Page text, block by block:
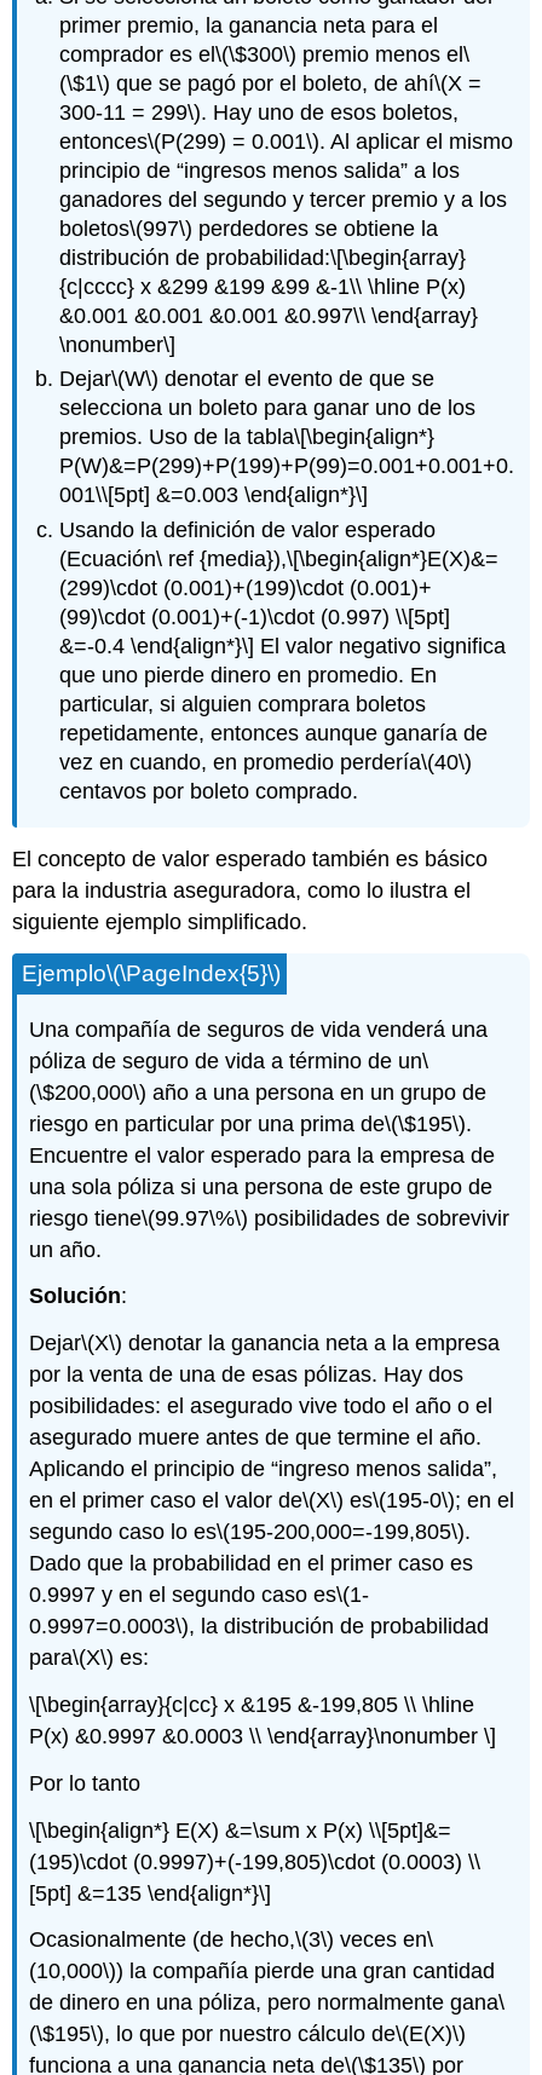
primer premio, la ganancia neta para el
comprador es el\(\$300\) premio menos el\
(\$1\) que se pagó por el boleto, de ahí\(X =
300-11 = 299\). Hay uno de esos boletos,
entonces\(P(299) = 0.001\). Al aplicar el mismo
principio de “ingresos menos salida” a los
ganadores del segundo y tercer premio y a los
boletos\(997\) perdedores se obtiene la
distribución de probabilidad:\[\begin{array}
{c|cccc} x &299 &199 &99 &-1\\ \hline P(x)
&0.001 &0.001 &0.001 &0.997\\ \end{array}
\nonumber\]
Dejar\(W\) denotar el evento de que se
selecciona un boleto para ganar uno de los
premios. Uso de la tabla\[\begin{align*}
P(W)&=P(299)+P(199)+P(99)=0.001+0.001+0.
001\\[5pt] &=0.003 \end{align*}\]
Usando la definición de valor esperado
(Ecuación\ ref {media}),\[\begin{align*}E(X)&=
(299)\cdot (0.001)+(199)\cdot (0.001)+
(99)\cdot (0.001)+(-1)\cdot (0.997) \\[5pt]
&=-0.4 \end{align*}\] El valor negativo significa
que uno pierde dinero en promedio. En
particular, si alguien comprara boletos
repetidamente, entonces aunque ganaría de
vez en cuando, en promedio perdería\(40\)
centavos por boleto comprado.
El concepto de valor esperado también es básico
para la industria aseguradora, como lo ilustra el
siguiente ejemplo simplificado.
Ejemplo\(\PageIndex{5}\)
Una compañía de seguros de vida venderá una
póliza de seguro de vida a término de un\
(\$200,000\) año a una persona en un grupo de
riesgo en particular por una prima de\(\$195\).
Encuentre el valor esperado para la empresa de
una sola póliza si una persona de este grupo de
riesgo tiene\(99.97\%\) posibilidades de sobrevivir
un año.
Solución:
Dejar\(X\) denotar la ganancia neta a la empresa
por la venta de una de esas pólizas. Hay dos
posibilidades: el asegurado vive todo el año o el
asegurado muere antes de que termine el año.
Aplicando el principio de “ingreso menos salida”,
en el primer caso el valor de\(X\) es\(195-0\); en el
segundo caso lo es\(195-200,000=-199,805\).
Dado que la probabilidad en el primer caso es
0.9997 y en el segundo caso es\(1-
0.9997=0.0003\), la distribución de probabilidad
para\(X\) es:
\[\begin{array}{c|cc} x &195 &-199,805 \\ \hline
P(x) &0.9997 &0.0003 \\ \end{array}\nonumber \]
Por lo tanto
\[\begin{align*} E(X) &=\sum x P(x) \\[5pt]&=
(195)\cdot (0.9997)+(-199,805)\cdot (0.0003) \\
[5pt] &=135 \end{align*}\]
Ocasionalmente (de hecho,\(3\) veces en\
(10,000\)) la compañía pierde una gran cantidad
de dinero en una póliza, pero normalmente gana\
(\$195\), lo que por nuestro cálculo de\(E(X)\)
funciona a una ganancia neta de\(\$135\) por